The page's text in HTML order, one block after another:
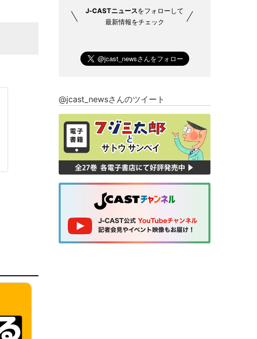
J-CASTニュースをフォローして
最新情報をチェック
@jcast_newsさんのツイート